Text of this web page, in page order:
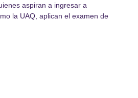
aspiran a ingresar a
la UAQ, aplican el examen de